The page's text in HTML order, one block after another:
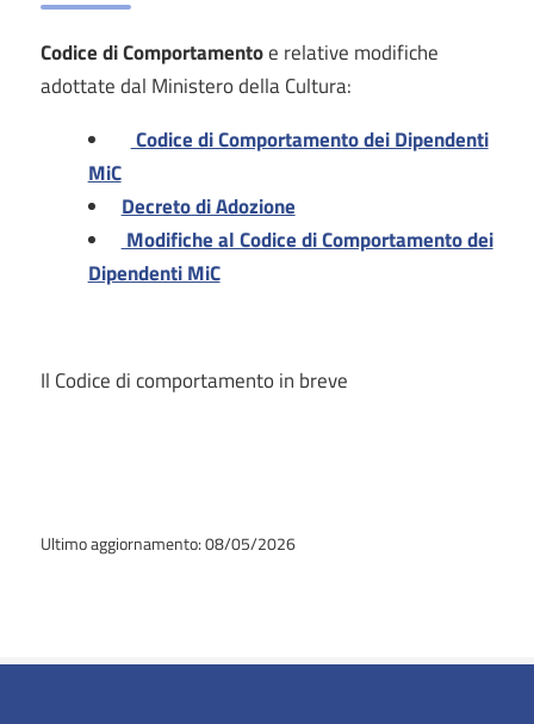
Codice di Comportamentoe relative modifiche
adottate dal Ministero della Cultura:
Codice di Comportamento dei Dipendenti
MiC
Decreto di Adozione
Modifiche al Codice di Comportamento dei
Dipendenti MiC
Il Codice di comportamento in breve
Ultimo aggiornamento: 08/05/2026